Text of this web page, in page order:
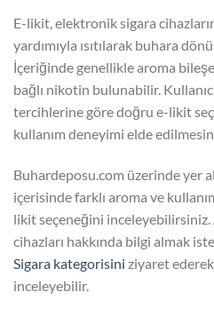
E-likit, elektronik sigara
yardımıyla ısıtılarak buhara
İçeriğinde genellikle aroma
bağlı nikotin bulunabilir.
tercihlerine göre doğru e-likit
kullanım deneyimi elde
Buhardeposu.com üzerinde yer
içerisinde farklı aroma ve
likit seçeneğini inceleyebilirsiniz.
cihazları hakkında bilgi almak
Sigara kategorisini ziyaret
inceleyebilir.